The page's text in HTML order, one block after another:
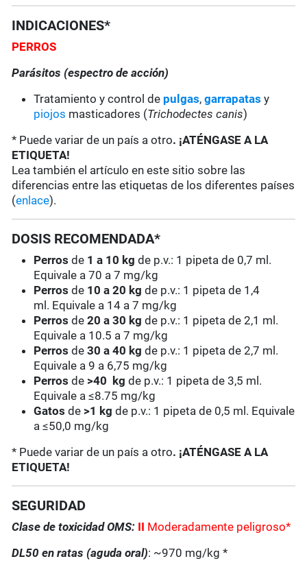
INDICACIONES*
PERROS
Parásitos (espectro de acción)
Tratamiento y control de pulgas,garrapatas y
piojos masticadores (Trichodectes canis)
* Puede variar de un país a otro. ¡ATÉNGASE A LA
ETIQUETA!
Lea también el artículo en este sitio sobre las
diferencias entre las etiquetas de los diferentes países
(enlace).
DOSIS RECOMENDADA*
Perros de 1 a 10 kgde p.v.: 1 pipeta de 0,7 ml.
Equivale a 70 a 7 mg/kg
Perrosde 10 a 20 kg de p.v.: 1 pipeta de 1,4
ml. Equivale a 14 a 7 mg/kg
Perros de20 a 30 kg de p.v.: 1 pipeta de 2,1 ml.
Equivale a 10.5 a 7 mg/kg
Perros de30 a 40 kg de p.v.: 1 pipeta de 2,7 ml.
Equivale a 9 a 6,75 mg/kg
Perros de >40 kg de p.v.: 1 pipeta de 3,5 ml.
Equivale a ≤8.75 mg/kg
Gatos de >1 kg de p.v.: 1 pipeta de 0,5 ml. Equivale
a ≤50,0 mg/kg
* Puede variar de un país a otro. ¡ATÉNGASE A LA
ETIQUETA!
SEGURIDAD
Clase de toxicidad OMS: II Moderadamente peligroso*
DL50 en ratas (aguda oral): ~970 mg/kg *